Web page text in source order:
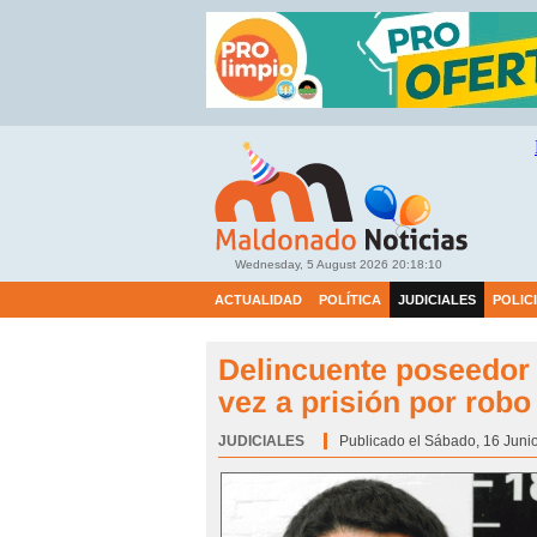
Wednesday, 5 August 2026 20:18:11
ACTUALIDAD POLÍTICA JUDICIALES
Delincuente
vez a prisión por
JUDICIALES Publicado el Sábado, 16